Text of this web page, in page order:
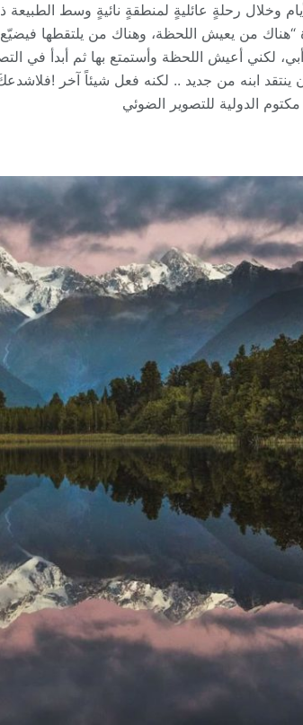
وخلال رحلةٍ عائليةٍ لمنطقةٍ نائيةٍ وسط
“هناك من يعيش اللحظة، وهناك من يلتقطها
لكني أعيش اللحظة وأستمتع بها ثم أبدأ في
أن ينتقد ابنه من جديد .. لكنه فعل شيئاً آخر
الدولية للتصوير الضوئي